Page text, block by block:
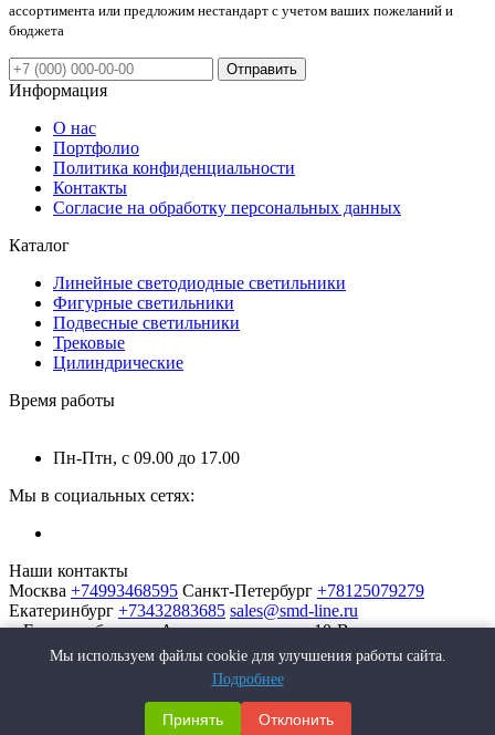
ассортимента или предложим нестандарт с учетом ваших пожеланий и
бюджета
Отправить
Информация
О нас
Портфолио
Политика конфиденциальности
Контакты
Согласие на обработку персональных данных
Каталог
Линейные светодиодные светильники
Фигурные светильники
Подвесные светильники
Трековые
Цилиндрические
Время работы
Пн-Птн, с 09.00 до 17.00
Мы в социальных сетях:
Наши контакты
Москва +74993468595 Санкт-Петербург +78125079279
Екатеринбург +73432883685 sales@smd-line.ru
г. Екатеринбург, ул. Автомагистральная 10-В
SMD-Line | Фабрика интерьерных светильников © 2026
Мы используем файлы cookie для улучшения работы сайта.
Подробнее
Принять Отклонить